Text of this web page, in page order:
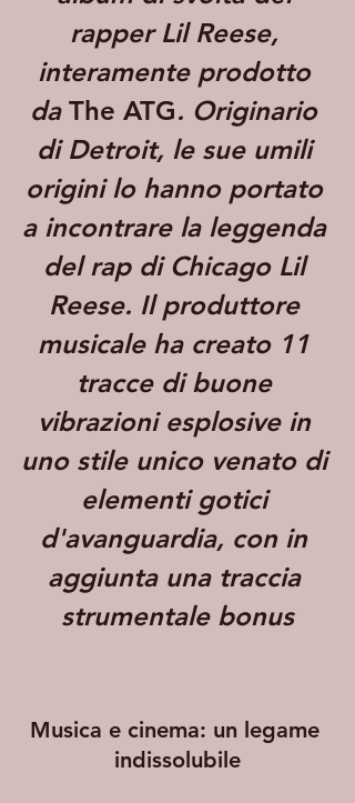
rapper Lil Reese,
interamente prodotto
da The ATG. Originario
di Detroit, le sue umili
origini lo hanno portato
a incontrare la leggenda
del rap di Chicago Lil
Reese. Il produttore
musicale ha creato 11
tracce di buone
vibrazioni esplosive in
uno stile unico venato di
elementi gotici
d'avanguardia, con in
aggiunta una traccia
strumentale bonus
Musica e cinema: un legame
indissolubile